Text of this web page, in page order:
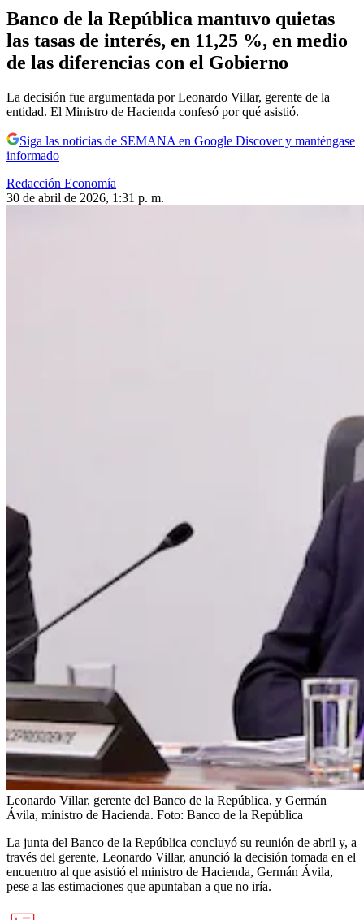
Banco de la República mantuvo quietas
las tasas de interés, en 11,25 %, en medio
de las diferencias con el Gobierno
La decisión fue argumentada por Leonardo Villar, gerente de la
entidad. El Ministro de Hacienda confesó por qué asistió.
Siga las noticias de SEMANA en Google Discover y manténgase
informado
Redacción Economía
30 de abril de 2026, 1:31 p. m.
Leonardo Villar, gerente del Banco de la República, y Germán
Ávila, ministro de Hacienda. Foto: Banco de la República
La junta del Banco de la República concluyó su reunión de abril y, a
través del gerente, Leonardo Villar, anunció la decisión tomada en el
encuentro al que asistió el ministro de Hacienda, Germán Ávila,
pese a las estimaciones que apuntaban a que no iría.